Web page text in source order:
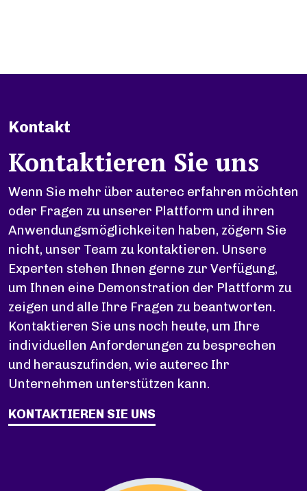
Kontakt
Kontaktieren Sie uns
Wenn Sie mehr über auterec erfahren möchten
oder Fragen zu unserer Plattform und ihren
Anwendungsmöglichkeiten haben, zögern Sie
nicht, unser Team zu kontaktieren. Unsere
Experten stehen Ihnen gerne zur Verfügung,
um Ihnen eine Demonstration der Plattform zu
zeigen und alle Ihre Fragen zu beantworten.
Kontaktieren Sie uns noch heute, um Ihre
individuellen Anforderungen zu besprechen
und herauszufinden, wie auterec Ihr
Unternehmen unterstützen kann.
KONTAKTIEREN SIE UNS